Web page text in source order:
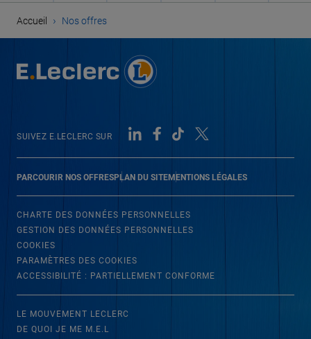
Accueil › Nos offres
PARCOURIR NOS OFFRESPLAN DU SITEMENTIONS LÉGALES
SUIVEZ E.LECLERC SUR
CHARTE DES DONNÉES PERSONNELLES
GESTION DES DONNÉES PERSONNELLES
COOKIES
PARAMÈTRES DES COOKIES
ACCESSIBILITÉ : PARTIELLEMENT CONFORME
LE MOUVEMENT LECLERC
DE QUOI JE ME M.E.L